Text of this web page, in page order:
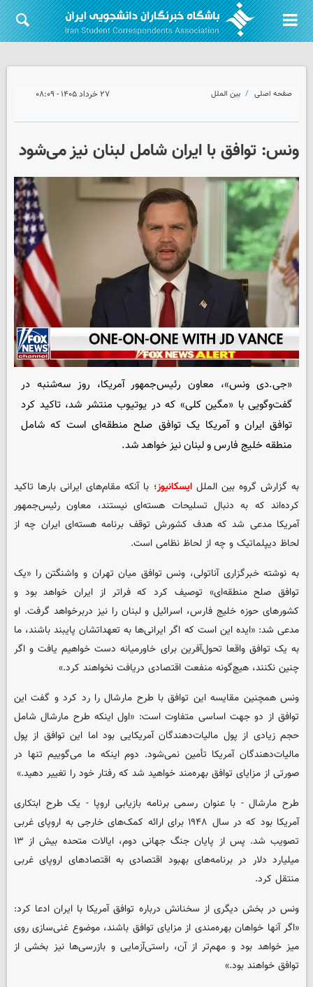
صفحه اصلی بین الملل ۲۷ خرداد ۱۴۰۵ - ۰۸:۰۹
ونس: توافق با ایران شامل لبنان نیز می‌شود
«جی‌.دی ونس»، معاون رئیس‌جمهور آمریکا، روز سه‌شنبه در
گفت‌وگویی با «مگین کلی» که در یوتیوب منتشر شد، تاکید کرد
توافق ایران و آمریکا یک توافق صلح منطقه‌ای است که شامل
منطقه خلیج فارس و لبنان نیز خواهد شد.
به گزارش گروه بین المللایسکانیوز؛ با آنکه مقام‌های ایرانی بارها تاکید
کرده‌اند که به دنبال تسلیحات هسته‌ای نیستند، معاون رئیس‌جمهور
آمریکا مدعی شد که هدف کشورش توقف برنامه هسته‌ای ایران چه از
لحاظ دیپلماتیک و چه از لحاظ نظامی است.
به نوشته خبرگزاری آناتولی، ونس توافق میان تهران و واشنگتن را «یک
توافق صلح منطقه‌ای» توصیف کرد که فراتر از ایران خواهد بود و
کشورهای حوزه خلیج فارس، اسرائیل و لبنان را نیز دربرخواهد گرفت. او
مدعی شد: «ایده این است که اگر ایرانی‌ها به تعهداتشان پایبند باشند، ما
به یک توافق واقعا تحول‌آفرین برای خاورمیانه دست خواهیم یافت و اگر
چنین نکنند، هیچ‌گونه منفعت اقتصادی دریافت نخواهند کرد.»
ونس همچنین مقایسه این توافق با طرح مارشال را رد کرد و گفت این
توافق از دو جهت اساسی متفاوت است: «اول اینکه طرح مارشال شامل
حجم زیادی از پول مالیات‌دهندگان آمریکایی بود اما این توافق از پول
مالیات‌دهندگان آمریکا تأمین نمی‌شود. دوم اینکه ما می‌گوییم تنها در
صورتی از مزایای توافق بهره‌مند خواهید شد که رفتار خود را تغییر دهید.»
طرح مارشال - با عنوان رسمی برنامه بازیابی اروپا - یک طرح ابتکاری
آمریکا بود که در سال ۱۹۴۸ برای ارائه کمک‌های خارجی به اروپای غربی
تصویب شد. پس از پایان جنگ جهانی دوم، ایالات متحده بیش از ۱۳
میلیارد دلار در برنامه‌های بهبود اقتصادی به اقتصادهای اروپای غربی
منتقل کرد.
ونس در بخش دیگری از سخنانش درباره توافق آمریکا با ایران ادعا کرد:
«اگر آنها خواهان بهره‌مندی از مزایای توافق باشند، موضوع غنی‌سازی روی
میز خواهد بود و مهم‌تر از آن، راستی‌آزمایی و بازرسی‌ها نیز بخشی از
توافق خواهند بود.»